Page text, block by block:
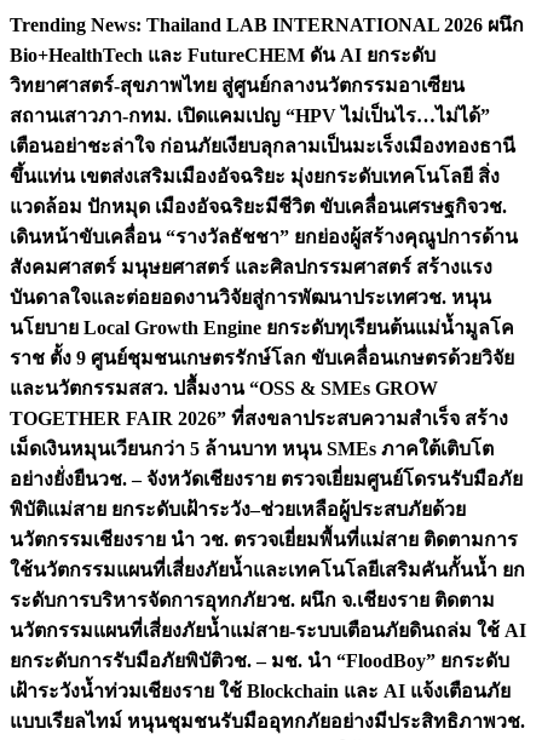
Skip
content
Trending News: Thailand LAB INTERNATIONAL 2026 ผนึก
Bio+HealthTech และ FutureCHEM ดัน AI ยกระดับ
วิทยาศาสตร์-สุขภาพไทย สู่ศูนย์กลางนวัตกรรมอาเซียน
สถานเสาวภา-กทม. เปิดแคมเปญ “HPV ไม่เป็นไร…ไม่ได้”
เตือนอย่าชะล่าใจ ก่อนภัยเงียบลุกลามเป็นมะเร็งเมืองทองธานี
ขึ้นแท่น เขตส่งเสริมเมืองอัจฉริยะ มุ่งยกระดับเทคโนโลยี สิ่ง
แวดล้อม ปักหมุด เมืองอัจฉริยะมีชีวิต ขับเคลื่อนเศรษฐกิจวช.
เดินหน้าขับเคลื่อน “รางวัลธัชชา” ยกย่องผู้สร้างคุณูปการด้าน
สังคมศาสตร์ มนุษยศาสตร์ และศิลปกรรมศาสตร์ สร้างแรง
บันดาลใจและต่อยอดงานวิจัยสู่การพัฒนาประเทศวช. หนุน
นโยบาย Local Growth Engine ยกระดับทุเรียนต้นแม่น้ำมูลโค
ราช ตั้ง 9 ศูนย์ชุมชนเกษตรรักษ์โลก ขับเคลื่อนเกษตรด้วยวิจัย
และนวัตกรรมสสว. ปลื้มงาน “OSS & SMEs GROW
TOGETHER FAIR 2026” ที่สงขลาประสบความสำเร็จ สร้าง
เม็ดเงินหมุนเวียนกว่า 5 ล้านบาท หนุน SMEs ภาคใต้เติบโต
อย่างยั่งยืนวช. – จังหวัดเชียงราย ตรวจเยี่ยมศูนย์โดรนรับมือภัย
พิบัติแม่สาย ยกระดับเฝ้าระวัง–ช่วยเหลือผู้ประสบภัยด้วย
นวัตกรรมเชียงราย นำ วช. ตรวจเยี่ยมพื้นที่แม่สาย ติดตามการ
ใช้นวัตกรรมแผนที่เสี่ยงภัยน้ำและเทคโนโลยีเสริมคันกั้นน้ำ ยก
ระดับการบริหารจัดการอุทกภัยวช. ผนึก จ.เชียงราย ติดตาม
นวัตกรรมแผนที่เสี่ยงภัยน้ำแม่สาย-ระบบเตือนภัยดินถล่ม ใช้ AI
ยกระดับการรับมือภัยพิบัติวช. – มช. นำ “FloodBoy” ยกระดับ
เฝ้าระวังน้ำท่วมเชียงราย ใช้ Blockchain และ AI แจ้งเตือนภัย
แบบเรียลไทม์ หนุนชุมชนรับมืออุทกภัยอย่างมีประสิทธิภาพวช.